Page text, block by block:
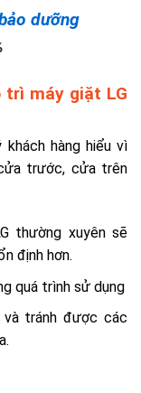
dưỡng
trì máy giặt LG
hàng hiểu vì
trước, cửa trên
thường xuyên sẽ
định hơn.
quá trình sử dụng
tránh được các